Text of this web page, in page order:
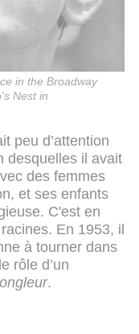
in the Broadway
Nest in
peu d’attention
desquelles il avait
des femmes
et ses enfants
C'est en
En 1953, il
à tourner dans
rôle d’un
.